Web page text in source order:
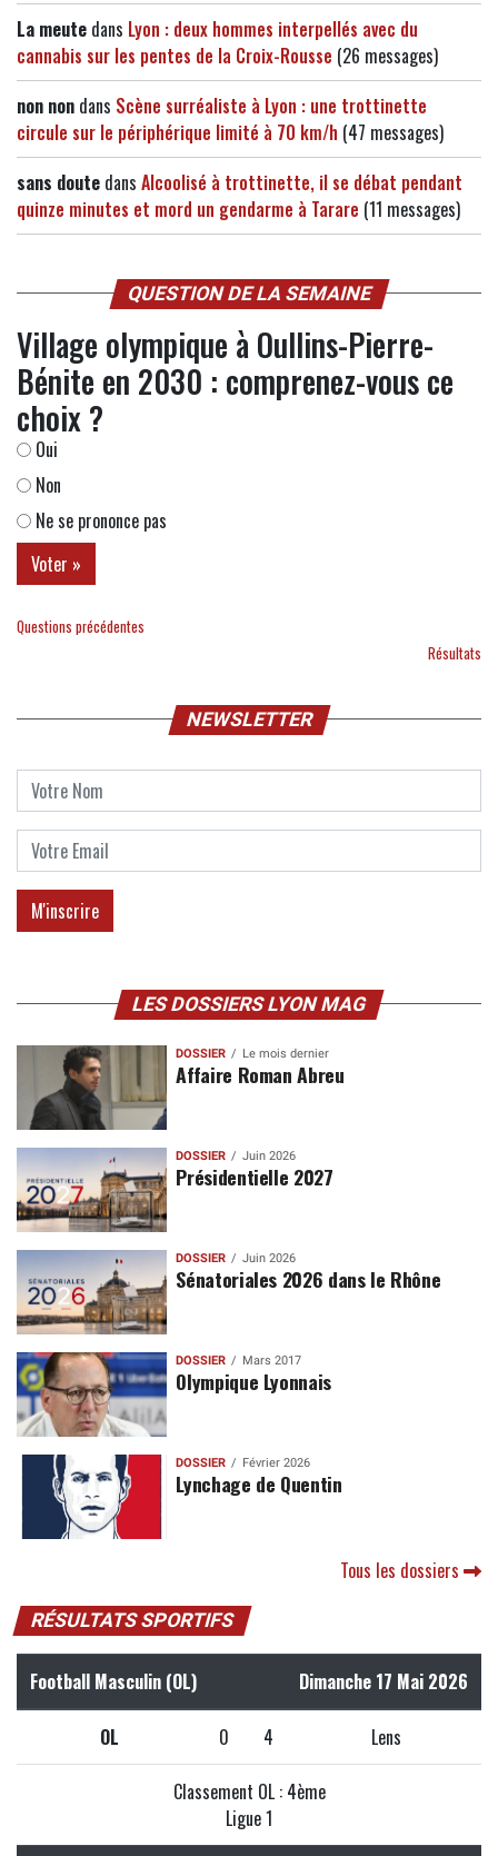
La meute dans Lyon : deux hommes interpellés avec du
cannabis sur les pentes de la Croix-Rousse (26 messages)
non non dans Scène surréaliste à Lyon : une trottinette
circule sur le périphérique limité à 70 km/h (47 messages)
sans doute dans Alcoolisé à trottinette, il se débat pendant
quinze minutes et mord un gendarme à Tarare (11 messages)
QUESTION DE LA SEMAINE
Village olympique à Oullins-Pierre-
Bénite en 2030 : comprenez-vous ce
choix ?
Oui
Non
Ne se prononce pas
Questions précédentes
Résultats
NEWSLETTER
LES DOSSIERS LYON MAG
DOSSIER Le mois dernier
Affaire Roman Abreu
DOSSIER Juin 2026
Présidentielle 2027
DOSSIER Juin 2026
Sénatoriales 2026 dans le Rhône
DOSSIER Mars 2017
Olympique Lyonnais
DOSSIER Février 2026
Lynchage de Quentin
Tous les dossiers
RÉSULTATS SPORTIFS
Football Masculin (OL) Dimanche 17 Mai 2026
OL 0 4 Lens
Classement OL : 4ème
Ligue 1